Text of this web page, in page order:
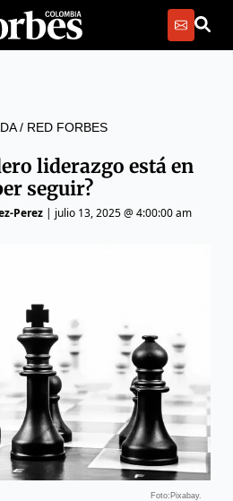
/ RED FORBES
liderazgo está en
seguir?
Perez| julio 13, 2025 @ 4:00:00 am
Foto:Pixabay.